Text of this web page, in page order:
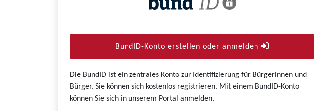
BundID-Konto erstellen oder anmelden
Die BundID ist ein zentrales Konto zur Identifizierung für Bürgerinnen und
Bürger. Sie können sich kostenlos registrieren. Mit einem BundID-Konto
können Sie sich in unserem Portal anmelden.